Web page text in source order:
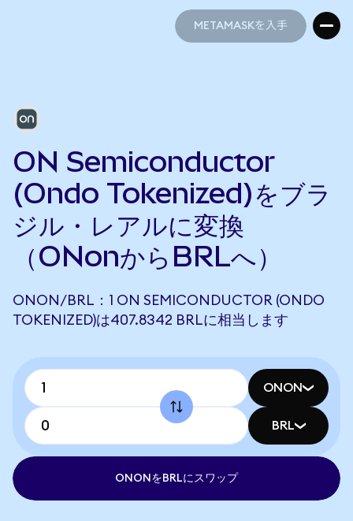
METAMASKを入手
ON Semiconductor
(Ondo Tokenized)をブラ
ジル・レアルに変換
（ONonからBRLへ）
ONON/BRL：1 ON SEMICONDUCTOR (ONDO
TOKENIZED)は407.8342 BRLに相当します
ONON
BRL
ONONをBRLにスワップ